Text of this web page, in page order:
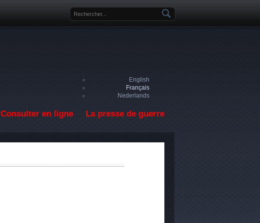
Formulaire de recherche
English
Français
Nederlands
Consulter en ligne La presse de guerre